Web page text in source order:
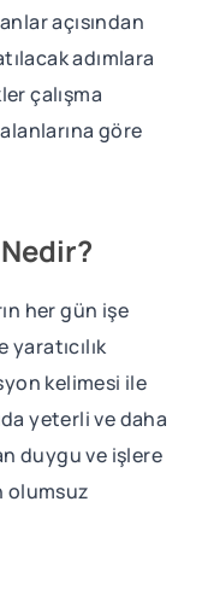
açısından
adımlara
çalışma
göre
her gün işe
yaratıcılık
kelimesi ile
yeterli ve daha
duygu ve işlere
olumsuz